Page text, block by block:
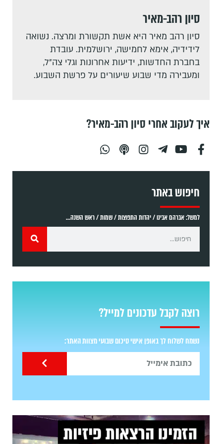
סיון רהב-מאיר
סיון רהב מאיר היא אשת תקשורת ומרצה. נשואה
לידידיה, אימא לחמישה, ירושלמית. עובדת
בחברת החדשות, ידיעות אחרונות וגלי צה"ל,
ומעבירה מדי שבוע שיעורים על פרשת השבוע.
איך לעקוב אחרי סיון רהב-מאיר?
חיפוש באתר
למשל: אברהם אבינו / יהדות התפוצות / שמות / ראש השנה...
רוצה לקבל עדכונים למייל?
נשמח לשלוח לך באופן אישי סיכום שבועי מצוות האתר: